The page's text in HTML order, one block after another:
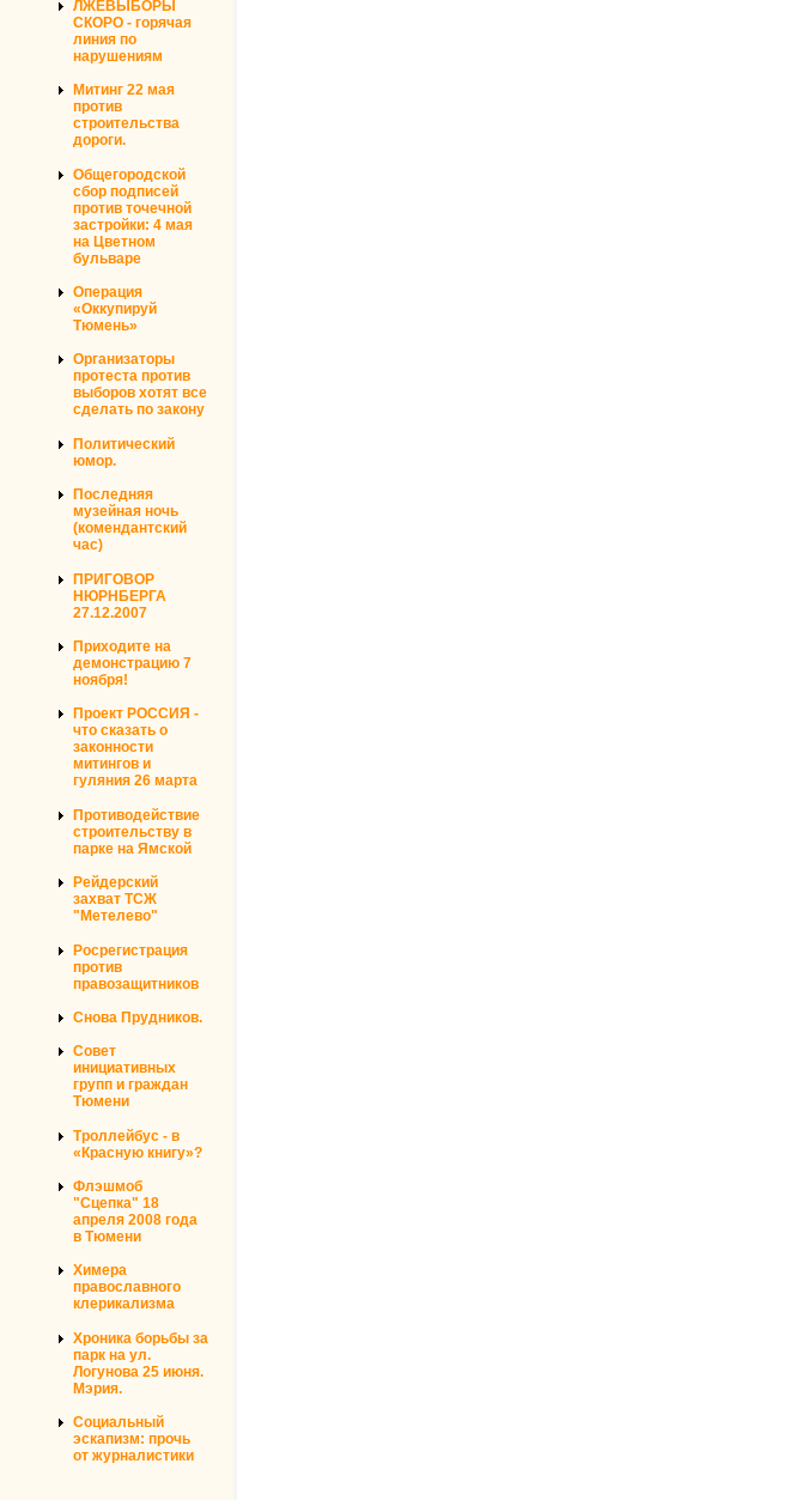
ЛЖЕВЫБОРЫ
СКОРО - горячая
линия по
нарушениям
Митинг 22 мая
против
строительства
дороги.
Общегородской
сбор подписей
против точечной
застройки: 4 мая
на Цветном
бульваре
Операция
«Оккупируй
Тюмень»
Организаторы
протеста против
выборов хотят все
сделать по закону
Политический
юмор.
Последняя
музейная ночь
(комендантский
час)
ПРИГОВОР
НЮРНБЕРГА
27.12.2007
Приходите на
демонстрацию 7
ноября!
Проект РОССИЯ -
что сказать о
законности
митингов и
гуляния 26 марта
Противодействие
строительству в
парке на Ямской
Рейдерский
захват ТСЖ
"Метелево"
Росрегистрация
против
правозащитников
Снова Прудников.
Совет
инициативных
групп и граждан
Тюмени
Троллейбус - в
«Красную книгу»?
Флэшмоб
"Сцепка" 18
апреля 2008 года
в Тюмени
Химера
православного
клерикализма
Хроника борьбы за
парк на ул.
Логунова 25 июня.
Мэрия.
Социальный
эскапизм: прочь
от журналистики